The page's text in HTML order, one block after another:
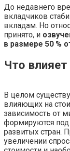
До недавнего
вкладчиков
вкладам. Но
принято, и
в размере 50 %
Что влияет
В целом
влияющих на
зависимость от
формируются под
развитых стран.
увеличении